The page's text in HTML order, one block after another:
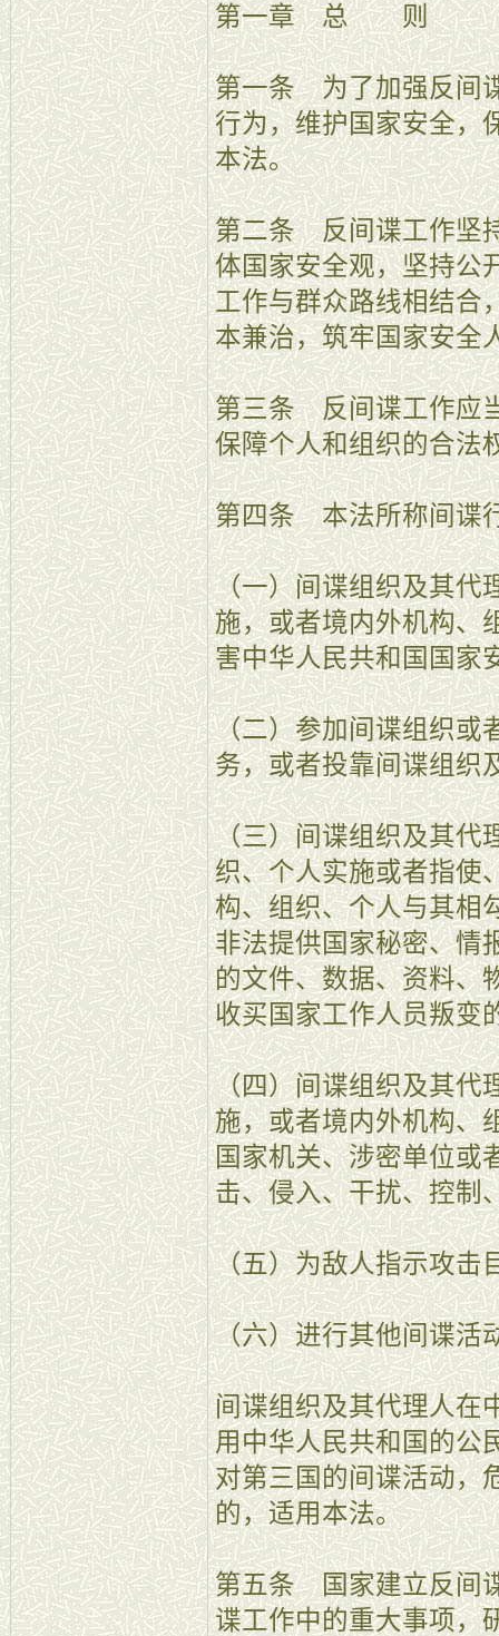
第一章 总 则
第一条 为了加强反间
行为，维护国家安全，
本法。
第二条 反间谍工作坚
体国家安全观，坚持公
工作与群众路线相结合
本兼治，筑牢国家安全
第三条 反间谍工作应
保障个人和组织的合法
第四条 本法所称间谍
（一）间谍组织及其代
施，或者境内外机构、
害中华人民共和国国家
（二）参加间谍组织或
务，或者投靠间谍组织
（三）间谍组织及其代
织、个人实施或者指使
构、组织、个人与其相
非法提供国家秘密、情
的文件、数据、资料、
收买国家工作人员叛变
（四）间谍组织及其代
施，或者境内外机构、
国家机关、涉密单位或
击、侵入、干扰、控制
（五）为敌人指示攻击
（六）进行其他间谍活
间谍组织及其代理人在
用中华人民共和国的公
对第三国的间谍活动，
的，适用本法。
第五条 国家建立反间
谍工作中的重大事项，